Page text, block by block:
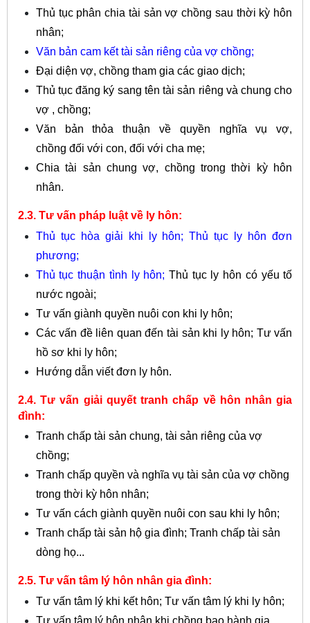
Thủ tục phân chia tài sản vợ chồng sau thời kỳ hôn
nhân;
Văn bản cam kết tài sản riêng của vợ chồng;
Đại diện vợ, chồng tham gia các giao dịch;
Thủ tục đăng ký sang tên tài sản riêng và chung cho
vợ , chồng;
Văn bản thỏa thuận về quyền nghĩa vụ vợ,
chồng đối với con, đối với cha mẹ;
Chia tài sản chung vợ, chồng trong thời kỳ hôn
nhân.
2.3. Tư vấn pháp luật về ly hôn:
Thủ tục hòa giải khi ly hôn; Thủ tục ly hôn đơn
phương;
Thủ tục thuận tình ly hôn;Thủ tục ly hôn có yếu tố
nước ngoài;
Tư vấn giành quyền nuôi con khi ly hôn;
Các vấn đề liên quan đến tài sản khi ly hôn; Tư vấn
hồ sơ khi ly hôn;
Hướng dẫn viết đơn ly hôn.
2.4. Tư vấn giải quyết tranh chấp về hôn nhân gia
đình:
Tranh chấp tài sản chung, tài sản riêng của vợ
chồng;
Tranh chấp quyền và nghĩa vụ tài sản của vợ chồng
trong thời kỳ hôn nhân;
Tư vấn cách giành quyền nuôi con sau khi ly hôn;
Tranh chấp tài sản hộ gia đình; Tranh chấp tài sản
dòng họ...
2.5. Tư vấn tâm lý hôn nhân gia đình:
Tư vấn tâm lý khi kết hôn; Tư vấn tâm lý khi ly hôn;
Tư vấn tâm lý hôn nhân khi chồng bạo hành gia